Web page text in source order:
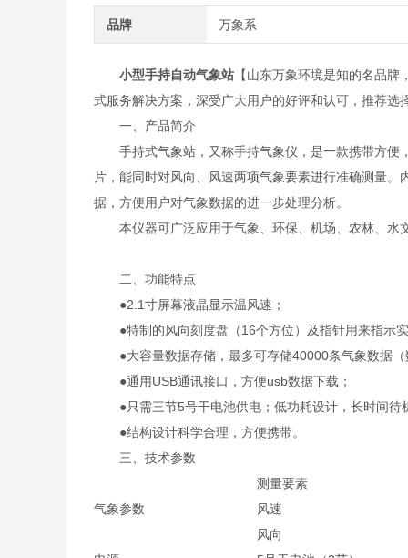
品牌 万象系
小型手持自动气象站【山东万象环境是知的名品牌
式服务解决方案，深受广大用户的好评和认可，推荐选
一、产品简介
手持式气象站，又称手持气象仪，是一款携带方便
片，能同时对风向、风速两项气象要素进行准确测量
据，方便用户对气象数据的进一步处理分析。
本仪器可广泛应用于气象、环保、机场、农林、水
二、功能特点
●2.1寸屏幕液晶显示温风速；
●特制的风向刻度盘（16个方位）及指针用来指示
●大容量数据存储，最多可存储40000条气象数据（
●通用USB通讯接口，方便usb数据下载；
●只需三节5号干电池供电；低功耗设计，长时间待
●结构设计科学合理，方便携带。
三、技术参数
气象参数
测量要素
风速
风向